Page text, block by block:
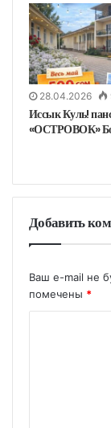
28.04.2026
Иссык Куль!
«ОСТРОВОК»
Добавить
Ваш e-mail не
помечены *